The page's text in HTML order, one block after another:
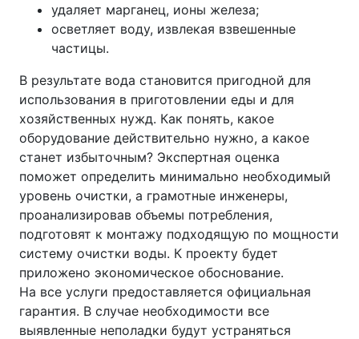
удаляет марганец, ионы железа;
осветляет воду, извлекая взвешенные
частицы.
В результате вода становится пригодной для
использования в приготовлении еды и для
хозяйственных нужд. Как понять, какое
оборудование действительно нужно, а какое
станет избыточным? Экспертная оценка
поможет определить минимально необходимый
уровень очистки, а грамотные инженеры,
проанализировав объемы потребления,
подготовят к монтажу подходящую по мощности
систему очистки воды. К проекту будет
приложено экономическое обоснование.
На все услуги предоставляется официальная
гарантия. В случае необходимости все
выявленные неполадки будут устраняться